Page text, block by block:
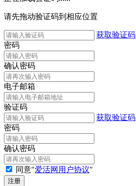
请先拖动验证码到相应位置
获取验证码
密码
确认密码
电子邮箱
验证码
获取验证码
密码
确认密码
同意"爱活网用户协议"